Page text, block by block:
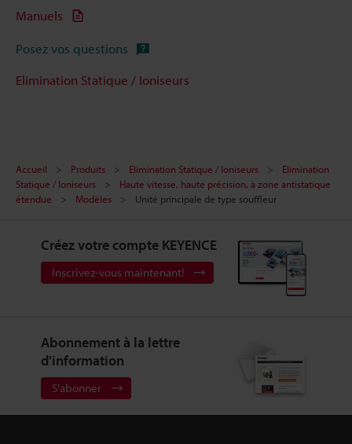
Manuels
Posez vos questions
Elimination Statique / Ioniseurs
Accueil Produits Elimination Statique / Ioniseurs
Elimination
Statique / Ioniseurs
Haute vitesse, haute précision, à zone antistatique
étendue
Modèles Unité principale de type souffleur
Créez votre compte KEYENCE
Inscrivez-vous maintenant!
Abonnement à la lettre
d'information
S'abonner